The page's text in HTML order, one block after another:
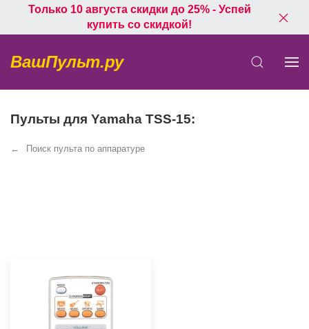
Только 10 августа скидки до 25% - Успей
купить со скидкой!
ВашПульт.ру
Пульты для Yamaha TSS-15:
Поиск пульта по аппаратуре